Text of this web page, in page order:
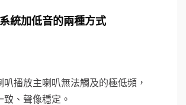
統加低音的兩種方式
叭播放主喇叭無法觸及的極低頻，
致、聲像穩定。